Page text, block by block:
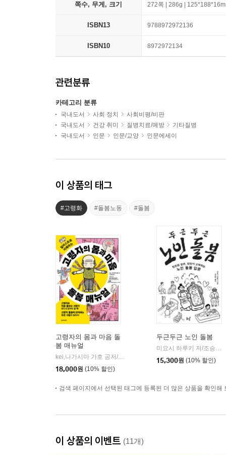
쪽수, 무게, 크기 272쪽 | 286g |
ISBN13 9788972972136
ISBN10 8972972134
관련분류
카테고리 분류
국내도서 사회 정치
사회비평/비판
국내도서
건강 취미 질병치료/예방
기타질병
국내도서
인문 인문/교양 인문에세이
이 상품의 태그
#고령화 #돌봄노동 #돌봄
고령자의 몸과 마음 돌
봄 매뉴얼
kei,나가시마 가호 공저/이지호 역/이나가와 도시미쓰 ,윤종률 감수
18,000원 (10% 할인)
두근두근 노인 돌봄
미요시 하루키 저/조승미 역
15,300원 (10% 할인)
검색 페이지에서 선택된 태그에 등록된 더 많은 상품을 확인해
이 상품의 이벤트 (11개)